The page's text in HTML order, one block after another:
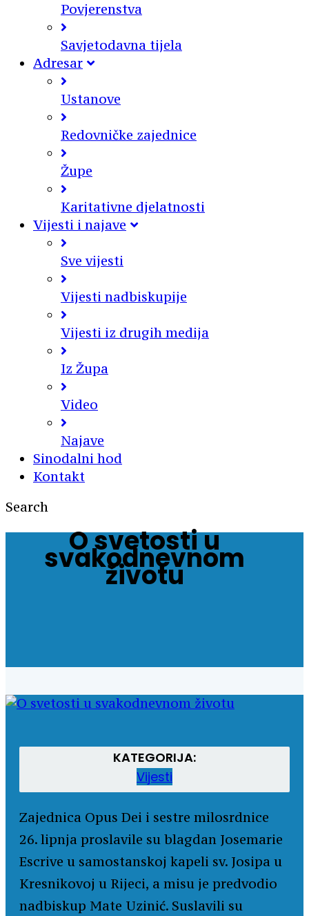
Povjerenstva
Savjetodavna tijela
Adresar
Ustanove
Redovničke zajednice
Župe
Karitativne djelatnosti
Vijesti i najave
Sve vijesti
Vijesti nadbiskupije
Vijesti iz drugih medija
Iz Župa
Video
Najave
Sinodalni hod
Kontakt
Search
O svetosti u
svakodnevnom
životu
KATEGORIJA:
Vijesti
Zajednica Opus Dei i sestre milosrdnice
26. lipnja proslavile su blagdan Josemarie
Escrive u samostanskoj kapeli sv. Josipa u
Kresnikovoj u Rijeci, a misu je predvodio
nadbiskup Mate Uzinić. Suslavili su